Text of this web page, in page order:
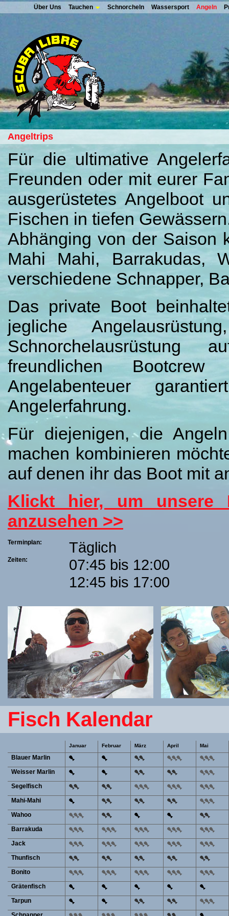
Angeln
Wassersport
Schnorcheln
Tauchen
Über Uns
Angeltrips
Für die ultimative
Freunden oder mit eurer
ausgerüstetes Angelboot
Fischen in tiefen
Abhänging von der Saison
Mahi Mahi, Barrakudas,
verschiedene Schnapper,
Das private Boot
jegliche
freundlichen
Angelabenteuer
Angelerfahrung.
Für diejenigen, die
machen kombinieren
auf denen ihr das Boot mit
Klickt hier, um unsere
anzusehen >>
Terminplan: Täglich
Zeiten:
07:45 bis 12:00
12:45 bis 17:00
Fisch Kalendar
Januar Februar März April Mai
Blauer Marlin
Weisser Marlin
Segelfisch
Mahi-Mahi
Wahoo
Barrakuda
Jack
Thunfisch
Bonito
Grätenfisch
Tarpun